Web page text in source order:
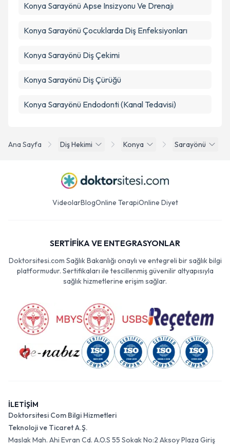
Ana Sayfa Diş Hekimi Konya Sarayönü
Konya Sarayönü Apse Insizyonu Ve Drenajı
Konya Sarayönü Çocuklarda Diş Enfeksiyonları
Konya Sarayönü Diş Çekimi
Konya Sarayönü Diş Çürüğü
Konya Sarayönü Endodonti (Kanal Tedavisi)
VideolarBlogOnline TerapiOnline Diyet
SERTİFİKA VE ENTEGRASYONLAR
Doktorsitesi.com Sağlık Bakanlığı onaylı ve entegreli bir sağlık bilgi
platformudur. Sertifikaları ile tescillenmiş güvenilir altyapısıyla
sağlık hizmetlerine erişim sağlar.
İLETİŞİM
Doktorsitesi Com Bilgi Hizmetleri
Teknoloji ve Ticaret A.Ş.
Maslak Mah. Ahi Evran Cd. A.O.S 55 Sokak No:2 Aksoy Plaza Giriş